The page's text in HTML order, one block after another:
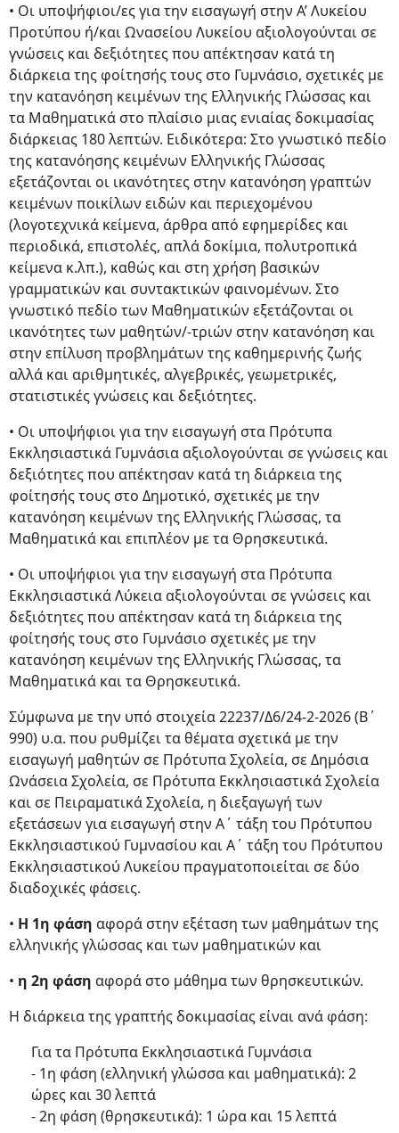
• Οι υποψήφιοι/ες για την εισαγωγή στην Α’ Λυκείου
Προτύπου ή/και Ωνασείου Λυκείου αξιολογούνται σε
γνώσεις και δεξιότητες που απέκτησαν κατά τη
διάρκεια της φοίτησής τους στο Γυμνάσιο, σχετικές με
την κατανόηση κειμένων της Ελληνικής Γλώσσας και
τα Μαθηματικά στο πλαίσιο μιας ενιαίας δοκιμασίας
διάρκειας 180 λεπτών. Ειδικότερα: Στο γνωστικό πεδίο
της κατανόησης κειμένων Ελληνικής Γλώσσας
εξετάζονται οι ικανότητες στην κατανόηση γραπτών
κειμένων ποικίλων ειδών και περιεχομένου
(λογοτεχνικά κείμενα, άρθρα από εφημερίδες και
περιοδικά, επιστολές, απλά δοκίμια, πολυτροπικά
κείμενα κ.λπ.), καθώς και στη χρήση βασικών
γραμματικών και συντακτικών φαινομένων. Στο
γνωστικό πεδίο των Μαθηματικών εξετάζονται οι
ικανότητες των μαθητών/-τριών στην κατανόηση και
στην επίλυση προβλημάτων της καθημερινής ζωής
αλλά και αριθμητικές, αλγεβρικές, γεωμετρικές,
στατιστικές γνώσεις και δεξιότητες.
• Οι υποψήφιοι για την εισαγωγή στα Πρότυπα
Εκκλησιαστικά Γυμνάσια αξιολογούνται σε γνώσεις και
δεξιότητες που απέκτησαν κατά τη διάρκεια της
φοίτησής τους στο Δημοτικό, σχετικές με την
κατανόηση κειμένων της Ελληνικής Γλώσσας, τα
Μαθηματικά και επιπλέον με τα Θρησκευτικά.
• Οι υποψήφιοι για την εισαγωγή στα Πρότυπα
Εκκλησιαστικά Λύκεια αξιολογούνται σε γνώσεις και
δεξιότητες που απέκτησαν κατά τη διάρκεια της
φοίτησής τους στο Γυμνάσιο σχετικές με την
κατανόηση κειμένων της Ελληνικής Γλώσσας, τα
Μαθηματικά και τα Θρησκευτικά.
Σύμφωνα με την υπό στοιχεία 22237/Δ6/24-2-2026 (Β΄
990) υ.α. που ρυθμίζει τα θέματα σχετικά με την
εισαγωγή μαθητών σε Πρότυπα Σχολεία, σε Δημόσια
Ωνάσεια Σχολεία, σε Πρότυπα Εκκλησιαστικά Σχολεία
και σε Πειραματικά Σχολεία, η διεξαγωγή των
εξετάσεων για εισαγωγή στην Α΄ τάξη του Πρότυπου
Εκκλησιαστικού Γυμνασίου και Α΄ τάξη του Πρότυπου
Εκκλησιαστικού Λυκείου πραγματοποιείται σε δύο
διαδοχικές φάσεις.
• Η 1η φάση αφορά στην εξέταση των μαθημάτων της
ελληνικής γλώσσας και των μαθηματικών και
• η 2η φάση αφορά στο μάθημα των θρησκευτικών.
Η διάρκεια της γραπτής δοκιμασίας είναι ανά φάση:
Για τα Πρότυπα Εκκλησιαστικά Γυμνάσια
- 1η φάση (ελληνική γλώσσα και μαθηματικά): 2
ώρες και 30 λεπτά
- 2η φάση (θρησκευτικά): 1 ώρα και 15 λεπτά